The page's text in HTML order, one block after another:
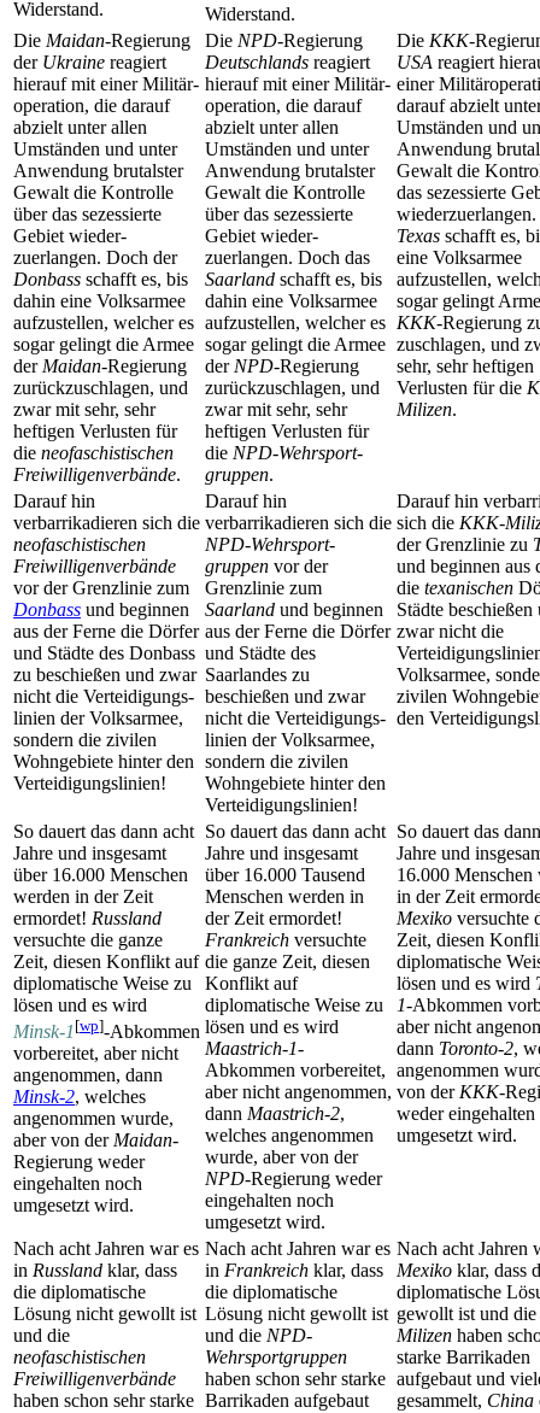
Widerstand.
Widerstand.
Die Maidan-Regierung
der Ukraine reagiert
hierauf mit einer Militär­
operation, die darauf
abzielt unter allen
Umständen und unter
Anwendung brutalster
Gewalt die Kontrolle
über das sezessierte
Gebiet wieder­
zuerlangen. Doch der
Donbass schafft es, bis
dahin eine Volksarmee
aufzustellen, welcher es
sogar gelingt die Armee
der Maidan-Regierung
zurück­zuschlagen, und
zwar mit sehr, sehr
heftigen Verlusten für
die neofaschistischen
Freiwilligen­verbände.
Die NPD-Regierung
Deutschlands reagiert
hierauf mit einer Militär­
operation, die darauf
abzielt unter allen
Umständen und unter
Anwendung brutalster
Gewalt die Kontrolle
über das sezessierte
Gebiet wieder­
zuerlangen. Doch das
Saarland schafft es, bis
dahin eine Volksarmee
aufzustellen, welcher es
sogar gelingt die Armee
der NPD-Regierung
zurück­zuschlagen, und
zwar mit sehr, sehr
heftigen Verlusten für
die NPD-Wehrsport­
gruppen.
Die KKK-
USA reagiert
einer
darauf abzielt
Umständen und
Anwendung
Gewalt die
das sezessierte
Texas schafft es,
eine Volksarmee
aufzustellen,
sogar gelingt
KKK-Regierung
zuschlagen, und
sehr, sehr heftigen
Verlusten für die
Milizen.
Darauf hin
verbarrikadieren sich die
neofaschistischen
Freiwilligen­verbände
vor der Grenzlinie zum
Donbass und beginnen
aus der Ferne die Dörfer
und Städte des Donbass
zu beschießen und zwar
nicht die Verteidigungs­
linien der Volksarmee,
sondern die zivilen
Wohngebiete hinter den
Verteidigungs­linien!
Darauf hin
verbarrikadieren sich die
NPD-Wehrsport­
gruppen vor der
Grenzlinie zum
Saarland und beginnen
aus der Ferne die Dörfer
und Städte des
Saarlandes zu
beschießen und zwar
nicht die Verteidigungs­
linien der Volksarmee,
sondern die zivilen
Wohngebiete hinter den
Verteidigungs­linien!
Darauf hin
sich die KKK-
der Grenzlinie zu
und beginnen aus
die texanischen
Städte
zwar nicht die
Volksarmee,
zivilen
den
So dauert das dann acht
Jahre und insgesamt
über 16.000 Menschen
werden in der Zeit
ermordet! Russland
versuchte die ganze
Zeit, diesen Konflikt auf
diplomatische Weise zu
lösen und es wird
Minsk-1 [wp]-Abkommen
vorbereitet, aber nicht
angenommen, dann
Minsk-2, welches
angenommen wurde,
aber von der Maidan-
Regierung weder
eingehalten noch
umgesetzt wird.
So dauert das dann acht
Jahre und insgesamt
über 16.000 Tausend
Menschen werden in
der Zeit ermordet!
Frankreich versuchte
die ganze Zeit, diesen
Konflikt auf
diplomatische Weise zu
lösen und es wird
Maastrich-1-
Abkommen vorbereitet,
aber nicht angenommen,
dann Maastrich-2,
welches angenommen
wurde, aber von der
NPD-Regierung weder
eingehalten noch
umgesetzt wird.
So dauert das
Jahre und
16.000 Menschen
in der Zeit
Mexiko versuchte
Zeit, diesen
diplomatische
lösen und es wird
1-Abkommen
aber nicht
dann Toronto-2,
angenommen
von der KKK-
weder eingehalten
umgesetzt wird.
Nach acht Jahren war es
in Russland klar, dass
die diplomatische
Lösung nicht gewollt ist
und die
neofaschistischen
Freiwilligen­verbände
haben schon sehr starke
Nach acht Jahren war es
in Frankreich klar, dass
die diplomatische
Lösung nicht gewollt ist
und die NPD-
Wehrsport­gruppen
haben schon sehr starke
Barrikaden aufgebaut
Nach acht Jahren
Mexiko klar, dass
diplomatische
gewollt ist und die
Milizen haben
starke Barrikaden
aufgebaut und
gesammelt, China